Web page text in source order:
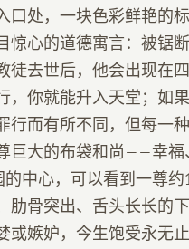
口处，一块色彩鲜艳的
惊心的道德寓言：被锯
徒去世后，他会出现在
，你就能升入天堂；如
行而有所不同，但每一
巨大的布袋和尚——幸
的中心，可以看到一尊
肋骨突出、舌头长长的
或嫉妒，今生饱受永无